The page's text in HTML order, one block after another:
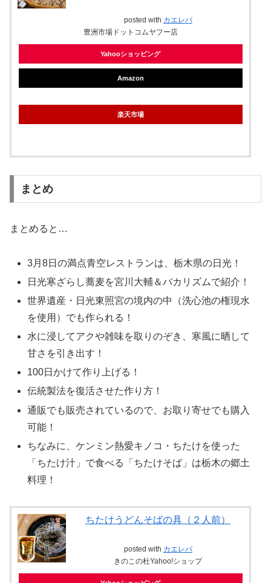
posted with カエレバ
豊洲市場ドットコムヤフー店
Yahooショッピング
Amazon
楽天市場
まとめ
まとめると…
3月8日の満点青空レストランは、栃木県の日光！
日光寒ざらし蕎麦を宮川大輔＆バカリズムで紹介！
世界遺産・日光東照宮の境内の中（洗心池の権現水
を使用）でも作られる！
水に浸してアクや雑味を取りのぞき、寒風に晒して
甘さを引き出す！
100日かけて作り上げる！
伝統製法を復活させた作り方！
通販でも販売されているので、お取り寄せでも購入
可能！
ちなみに、ケンミン熱愛キノコ・ちたけを使った
「ちたけ汁」で食べる「ちたけそば」は栃木の郷土
料理！
ちたけうどんそばの具（２人前）
posted with カエレバ
きのこの杜Yahoo!ショップ